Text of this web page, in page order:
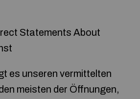
Statements About
es unseren vermittelten
meisten der Öffnungen,